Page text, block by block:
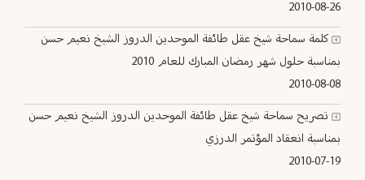
2010-08-26
كلمة سماحة شيخ عقل طائفة الموحدين الدروز الشيخ نعيم حسن
بمناسبة حلول شهر رمضان المبارك للعام 2010
2010-08-08
تصريح سماحة شيخ عقل طائفة الموحدين الدروز الشيخ نعيم حسن
بمناسبة انعقاد المؤتمر الدرزي
2010-07-19